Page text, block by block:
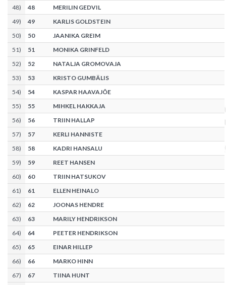
48) 48
MERILIN GEDVIL
49) 49
KARLIS GOLDSTEIN
50) 50
JAANIKA GREIM
51) 51
MONIKA GRINFELD
52) 52
NATALJA GROMOVAJA
53) 53
KRISTO GUMBÄLIS
54) 54
KASPAR HAAVAJÕE
55) 55
MIHKEL HAKKAJA
56) 56
TRIIN HALLAP
57) 57
KERLI HANNISTE
58) 58
KADRI HANSALU
59) 59
REET HANSEN
60) 60
TRIIN HATSUKOV
61) 61
ELLEN HEINALO
62) 62
JOONAS HENDRE
63) 63
MARILY HENDRIKSON
64) 64
PEETER HENDRIKSON
65) 65
EINAR HILLEP
66) 66
MARKO HINN
67) 67
TIINA HUNT